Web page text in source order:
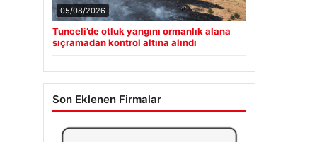
05/08/2026
Tunceli’de otluk yangını ormanlık alana
sıçramadan kontrol altına alındı
Son Eklenen Firmalar